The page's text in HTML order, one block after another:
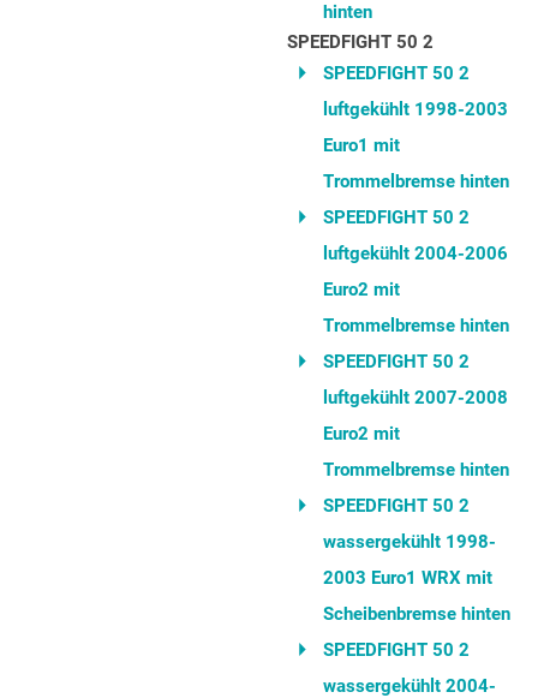
hinten
SPEEDFIGHT 50 2
SPEEDFIGHT 50 2
luftgekühlt 1998-2003
Euro1 mit
Trommelbremse hinten
SPEEDFIGHT 50 2
luftgekühlt 2004-2006
Euro2 mit
Trommelbremse hinten
SPEEDFIGHT 50 2
luftgekühlt 2007-2008
Euro2 mit
Trommelbremse hinten
SPEEDFIGHT 50 2
wassergekühlt 1998-
2003 Euro1 WRX mit
Scheibenbremse hinten
SPEEDFIGHT 50 2
wassergekühlt 2004-